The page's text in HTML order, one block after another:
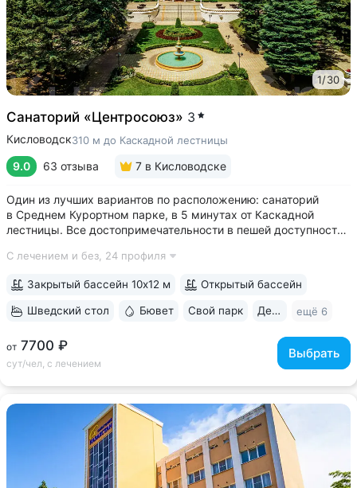
1/30
Санаторий «Центросоюз» 3
Кисловодск310 м до Каскадной лестницы
9.0 63 отзыва 7 в Кисловодске
Один из лучших вариантов по расположению: санаторий
в Среднем Курортном парке, в 5 минутах от Каскадной
лестницы. Все достопримечательности в пешей доступности
переходит в Курортный парк, к терренкурам № 3 и № 2Б •
С лечением и без, 24 профиля
от 7700 ₽
сут/чел, с лечением
Выбрать
Закрытый бассейн 10х12 м Открытый бассейн
Шведский стол Бювет Свой парк Дети с 2 лет ещё 6